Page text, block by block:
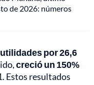
de 2026: números
por 26,6
creció un 150%
Estos resultados